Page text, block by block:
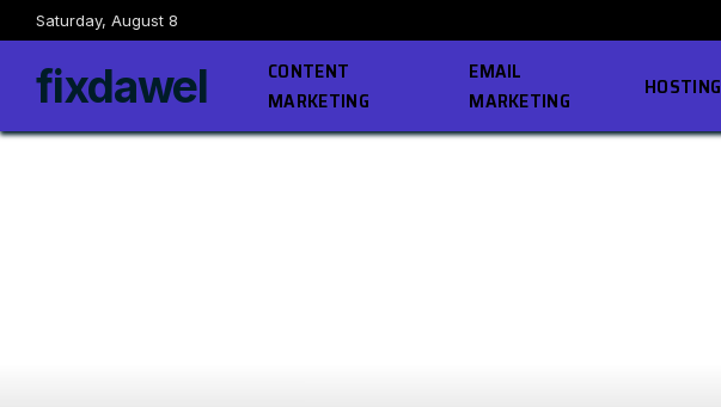
Saturday, August 8
fixdawel
CONTENT
MARKETING
EMAIL
MARKETING
HOSTING